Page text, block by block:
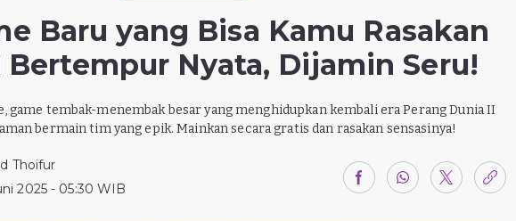
Baru yang Bisa Kamu Rasakan
Bertempur Nyata, Dijamin Seru!
game tembak-menembak besar yang menghidupkan kembali era Perang Dunia II
bermain tim yang epik. Mainkan secara gratis dan rasakan sensasinya!
Thoifur
2025 - 05:30 WIB